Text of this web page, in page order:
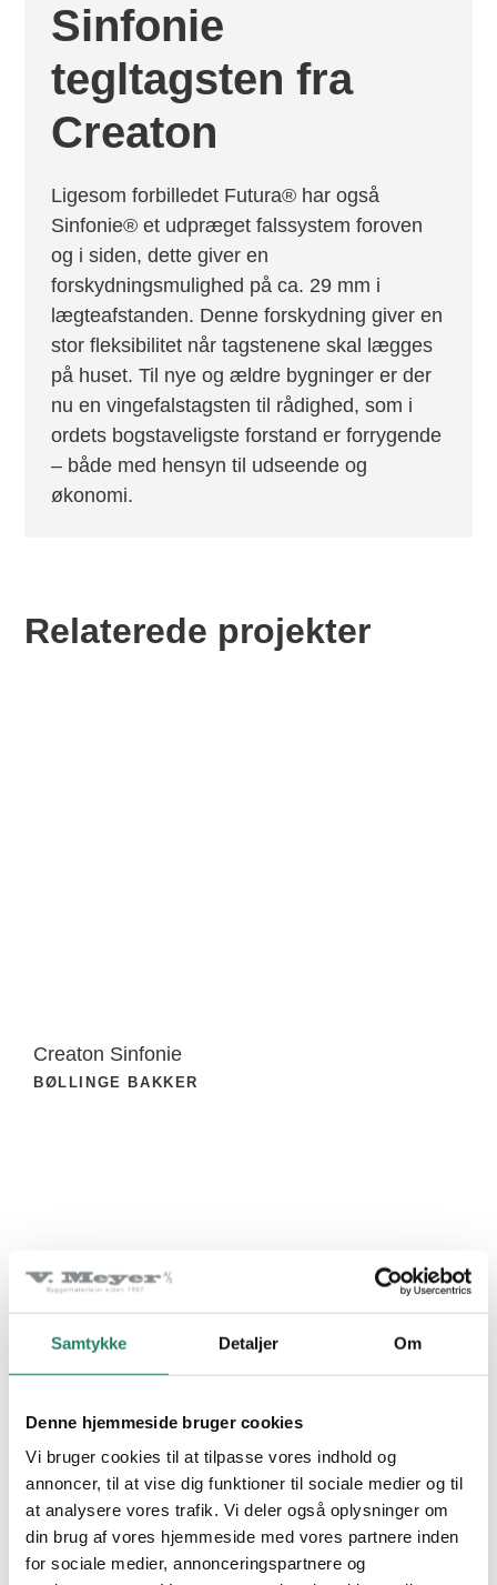
Samtykke Detaljer Om
Denne hjemmeside bruger cookies
Vi bruger cookies til at tilpasse vores indhold og
annoncer, til at vise dig funktioner til sociale medier og til
at analysere vores trafik. Vi deler også oplysninger om
din brug af vores hjemmeside med vores partnere inden
for sociale medier, annonceringspartnere og
PRODUKTER
Tegltagsten
Facadetegl
Naturskifer
Alle produkter
INSPIRATION
Alle projekter
Sinfonie
tegltagsten fra
Creaton
Ligesom forbilledet Futura® har også
Sinfonie® et udpræget falssystem foroven
og i siden, dette giver en
forskydningsmulighed på ca. 29 mm i
lægteafstanden. Denne forskydning giver en
stor fleksibilitet når tagstenene skal lægges
på huset. Til nye og ældre bygninger er der
nu en vingefalstagsten til rådighed, som i
ordets bogstaveligste forstand er forrygende
– både med hensyn til udseende og
økonomi.
Relaterede projekter
Creaton Sinfonie
BØLLINGE BAKKER
Creaton Sinfonie
POPPELHUSENE, HASSELAGER